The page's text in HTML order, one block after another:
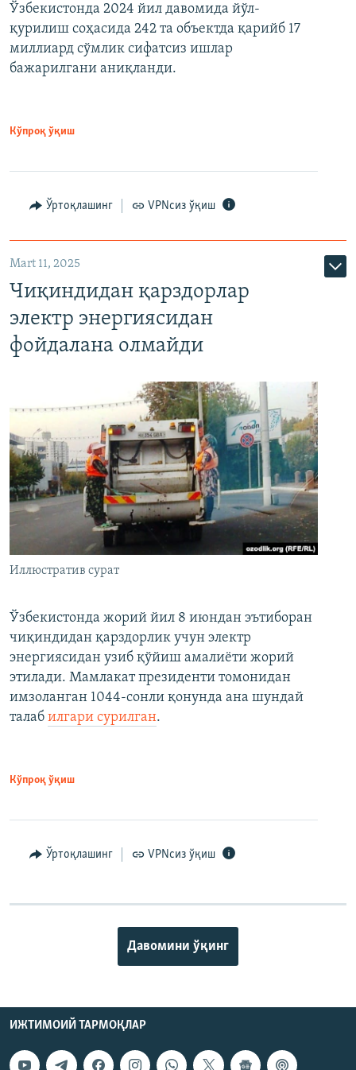
Ўзбекистонда 2024 йил давомида йўл-
қурилиш соҳасида 242 та объектда қарийб 17
миллиард сўмлик сифатсиз ишлар
бажарилгани аниқланди.
Кўпроқ ўқиш
Ўртоқлашинг VPNсиз ўқиш
Mart 11, 2025
Чиқиндидан қарздорлар
электр энергиясидан
фойдалана олмайди
Иллюстратив сурат
Ўзбекистонда жорий йил 8 июндан эътиборан
чиқиндидан қарздорлик учун электр
энергиясидан узиб қўйиш амалиёти жорий
этилади. Мамлакат президенти томонидан
имзоланган 1044-сонли қонунда ана шундай
талаб илгари сурилган.
Кўпроқ ўқиш
Ўртоқлашинг VPNсиз ўқиш
Давомини ўқинг
ИЖТИМОИЙ ТАРМОҚЛАР